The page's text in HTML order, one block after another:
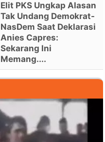
Elit PKS Ungkap Alasan
Tak Undang Demokrat-
NasDem Saat Deklarasi
Anies Capres:
Sekarang Ini
Memang....